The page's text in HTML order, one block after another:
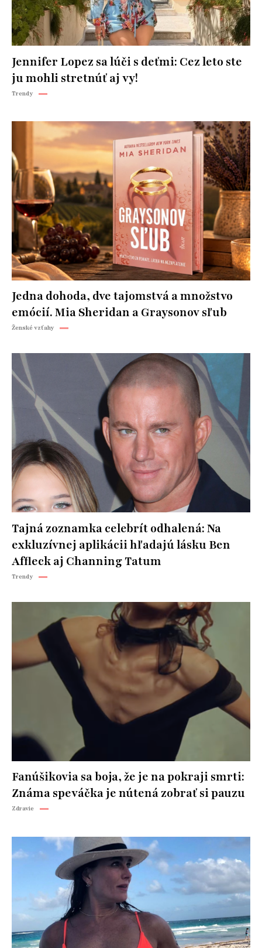
Jennifer Lopez sa lúči s deťmi: Cez leto ste
ju mohli stretnúť aj vy!
Trendy
Jedna dohoda, dve tajomstvá a množstvo
emócií. Mia Sheridan a Graysonov sľub
Ženské vzťahy
Tajná zoznamka celebrít odhalená: Na
exkluzívnej aplikácii hľadajú lásku Ben
Affleck aj Channing Tatum
Trendy
Fanúšikovia sa boja, že je na pokraji smrti:
Známa speváčka je nútená zobrať si pauzu
Zdravie